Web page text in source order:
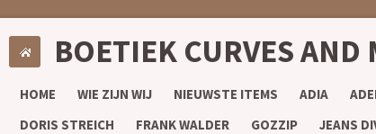
BOETIEK CURVES AND
HOME WIE ZIJN WIJ NIEUWSTE ITEMS ADIA
DORIS STREICH
FRANK WALDER GOZZIP JEANS